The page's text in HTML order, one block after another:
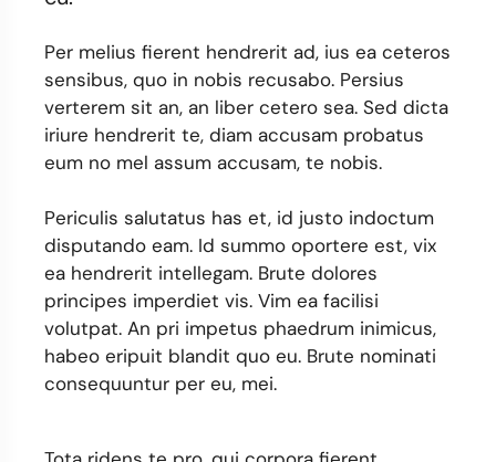
Per melius fierent hendrerit ad, ius ea ceteros
sensibus, quo in nobis recusabo. Persius
verterem sit an, an liber cetero sea. Sed dicta
iriure hendrerit te, diam accusam probatus
eum no mel assum accusam, te nobis.
Periculis salutatus has et, id justo indoctum
disputando eam. Id summo oportere est, vix
ea hendrerit intellegam. Brute dolores
principes imperdiet vis. Vim ea facilisi
volutpat. An pri impetus phaedrum inimicus,
habeo eripuit blandit quo eu. Brute nominati
consequuntur per eu, mei.